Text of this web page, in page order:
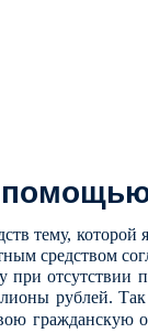
тему,
отсутствии
рублей.